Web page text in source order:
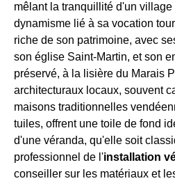
mêlant la tranquillité d'un
dynamisme lié à sa vocation
riche de son patrimoine, avec
son église Saint-Martin, et son
préservé, à la lisière du Marais
architecturaux locaux, souvent
maisons traditionnelles
tuiles, offrent une toile de fond
d'une véranda, qu'elle soit
professionnel de l'installation
conseiller sur les matériaux et